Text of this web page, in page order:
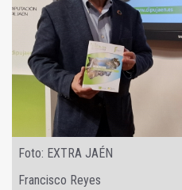
Foto: EXTRA JAÉN
Francisco Reyes